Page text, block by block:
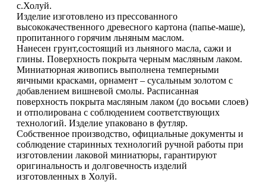
с.Холуй.
Изделие изготовлено из прессованного
высококачественного древесного картона (папье-маше),
пропитанного горячим льняным маслом.
Нанесен грунт,состоящий из льняного масла, сажи и
глины. Поверхность покрыта черным масляным лаком.
Миниатюрная живопись выполнена темперными
яичными красками, орнамент – сусальным золотом с
добавлением вишневой смолы. Расписанная
поверхность покрыта масляным лаком (до восьми слоев)
и отполирована с соблюдением соответствующих
технологий. Изделие упаковано в футляр.
Собственное производство, официальные документы и
соблюдение старинных технологий ручной работы при
изготовлении лаковой миниатюры, гарантируют
оригинальность и долговечность изделий
изготовленных в Холуй.